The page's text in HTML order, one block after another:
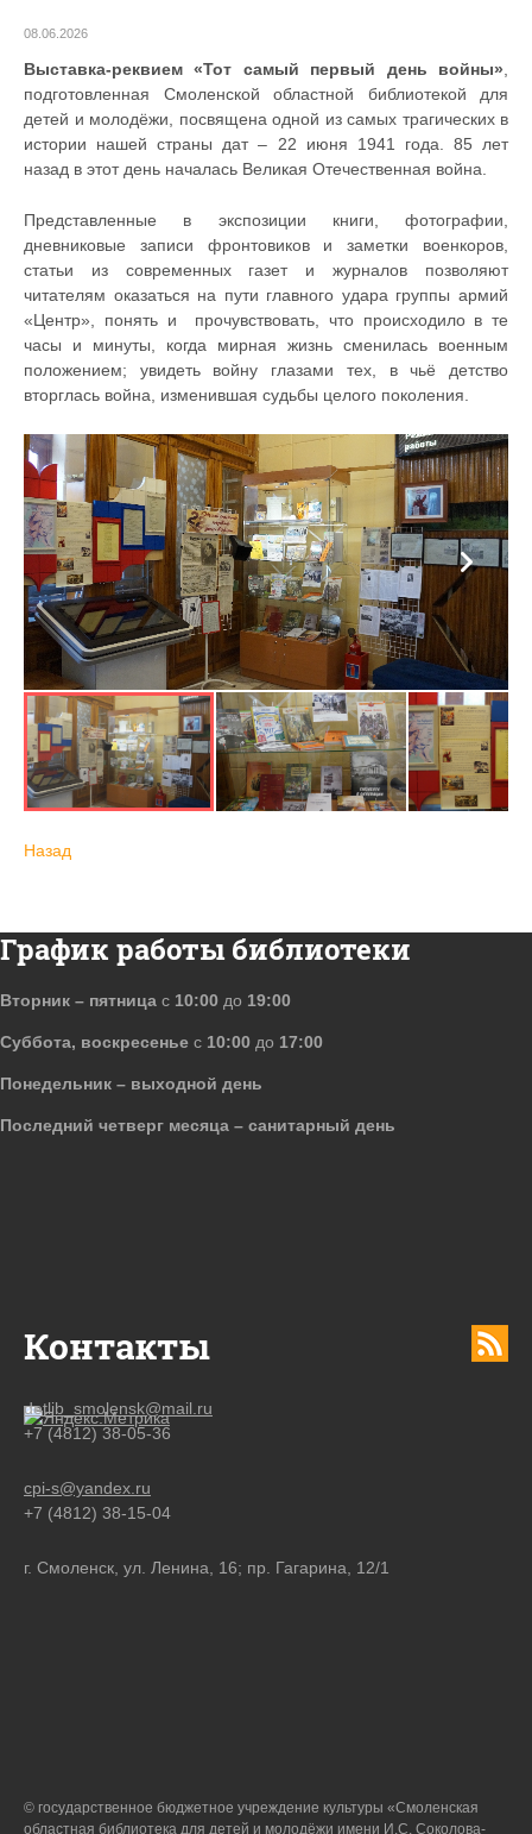
08.06.2026
Выставка-реквием «Тот самый первый день войны»
подготовленная Смоленской областной библиотекой для
детей и молодёжи, посвящена одной из самых трагических в
истории нашей страны дат – 22 июня 1941 года. 85 лет
назад в этот день началась Великая Отечественная война.
Представленные в экспозиции книги, фотографии,
дневниковые записи фронтовиков и заметки военкоров,
статьи из современных газет и журналов позволяют
читателям оказаться на пути главного удара группы армий
«Центр», понять и прочувствовать, что происходило в те
часы и минуты, когда мирная жизнь сменилась военным
положением; увидеть войну глазами тех, в чьё детство
вторглась война, изменившая судьбы целого поколения.
Назад
Контакты
detlib_smolensk@mail.ru
+7 (4812) 38-05-36
cpi-s@yandex.ru
+7 (4812) 38-15-04
г. Смоленск, ул. Ленина, 16; пр. Гагарина, 12/1
График работы библиотеки
Вторник – пятница с 10:00 до 19:00
Суббота, воскресенье с 10:00 до 17:00
Понедельник – выходной день
Последний четверг месяца – санитарный день
© государственное бюджетное учреждение культуры «Смоленская
областная библиотека для детей и молодёжи имени И.С. Соколова-